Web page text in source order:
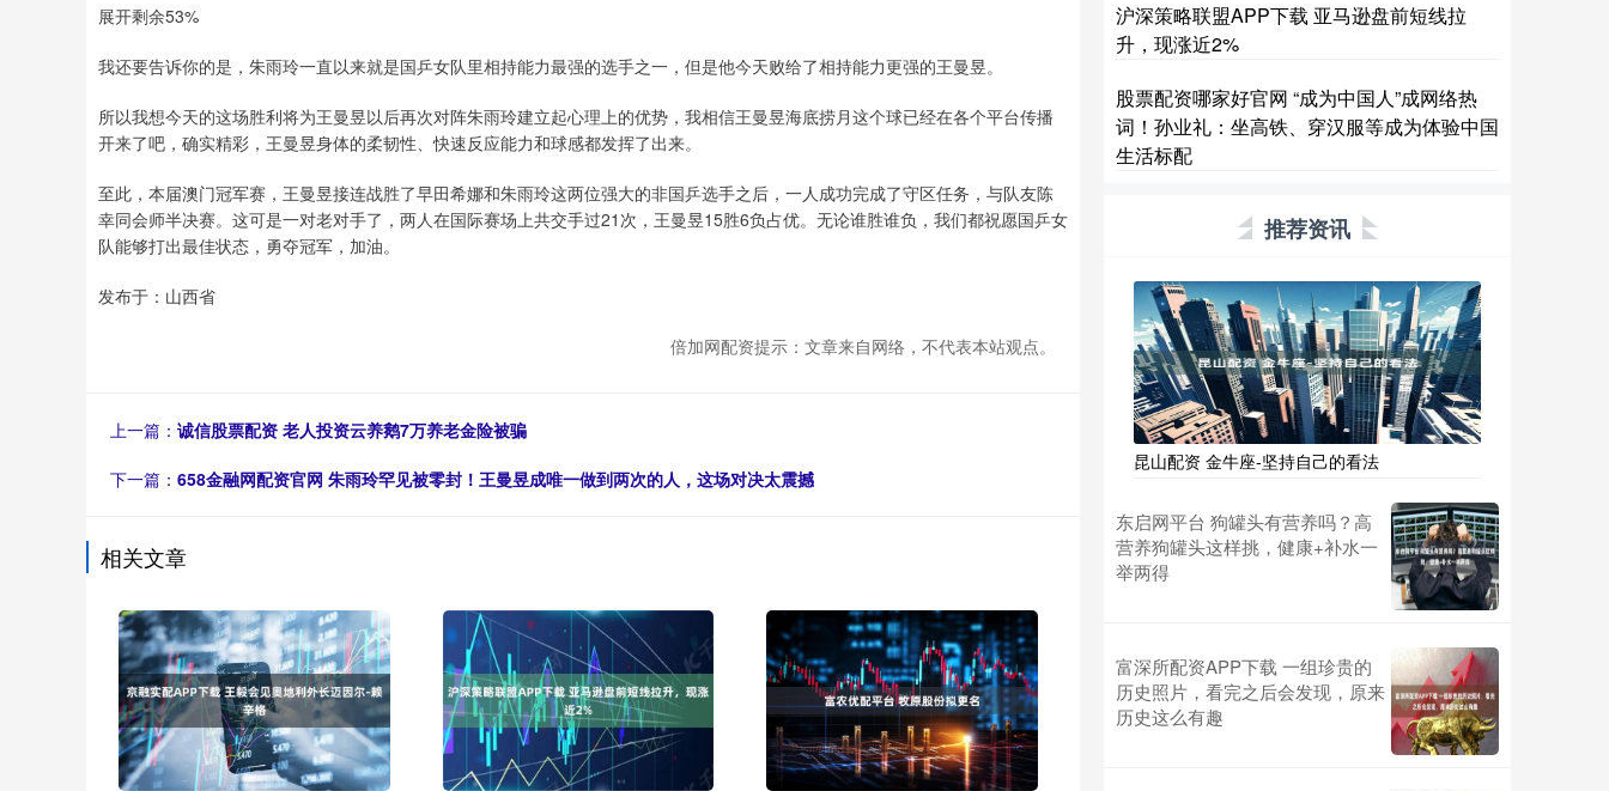
展开剩余53%
我还要告诉你的是，朱雨玲一直以来就是国乒女队里相持能力最强的选手之一，但是他今天败给了相持能力更强的王曼昱。
所以我想今天的这场胜利将为王曼昱以后再次对阵朱雨玲建立起心理上的优势，我相信王曼昱海底捞月这个球已经在各个平台传播
开来了吧，确实精彩，王曼昱身体的柔韧性、快速反应能力和球感都发挥了出来。
至此，本届澳门冠军赛，王曼昱接连战胜了早田希娜和朱雨玲这两位强大的非国乒选手之后，一人成功完成了守区任务，与队友陈
幸同会师半决赛。这可是一对老对手了，两人在国际赛场上共交手过21次，王曼昱15胜6负占优。无论谁胜谁负，我们都祝愿国乒女
队能够打出最佳状态，勇夺冠军，加油。
发布于：山西省
倍加网配资提示：文章来自网络，不代表本站观点。
上一篇： 诚信股票配资 老人投资云养鹅7万养老金险被骗
下一篇： 658金融网配资官网 朱雨玲罕见被零封！王曼昱成唯一做到两次的人，这场对决太震撼
相关文章
沪深策略联盟APP下载 亚马逊盘前短线拉
升，现涨近2%
股票配资哪家好官网 “成为中国人”成网络热
词！孙业礼：坐高铁、穿汉服等成为体验中国
生活标配
推荐资讯
昆山配资 金牛座-坚持自己的看法
东启网平台 狗罐头有营养吗？高
营养狗罐头这样挑，健康+补水一
举两得
富深所配资APP下载 一组珍贵的
历史照片，看完之后会发现，原来
历史这么有趣